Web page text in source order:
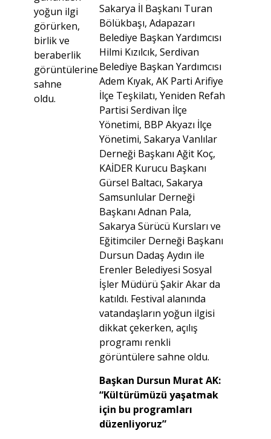
yoğun ilgi
görürken,
birlik ve
beraberlik
görüntülerine
sahne
oldu.
Sakarya İl Başkanı Turan
Bölükbaşı, Adapazarı
Belediye Başkan Yardımcısı
Hilmi Kızılcık, Serdivan
Belediye Başkan Yardımcısı
Adem Kıyak, AK Parti Arifiye
İlçe Teşkilatı, Yeniden Refah
Partisi Serdivan İlçe
Yönetimi, BBP Akyazı İlçe
Yönetimi, Sakarya Vanlılar
Derneği Başkanı Ağit Koç,
KAİDER Kurucu Başkanı
Gürsel Baltacı, Sakarya
Samsunlular Derneği
Başkanı Adnan Pala,
Sakarya Sürücü Kursları ve
Eğitimciler Derneği Başkanı
Dursun Dadaş Aydın ile
Erenler Belediyesi Sosyal
İşler Müdürü Şakir Akar da
katıldı. Festival alanında
vatandaşların yoğun ilgisi
dikkat çekerken, açılış
programı renkli
görüntülere sahne oldu.
Başkan Dursun Murat AK:
“Kültürümüzü yaşatmak
için bu programları
düzenliyoruz”